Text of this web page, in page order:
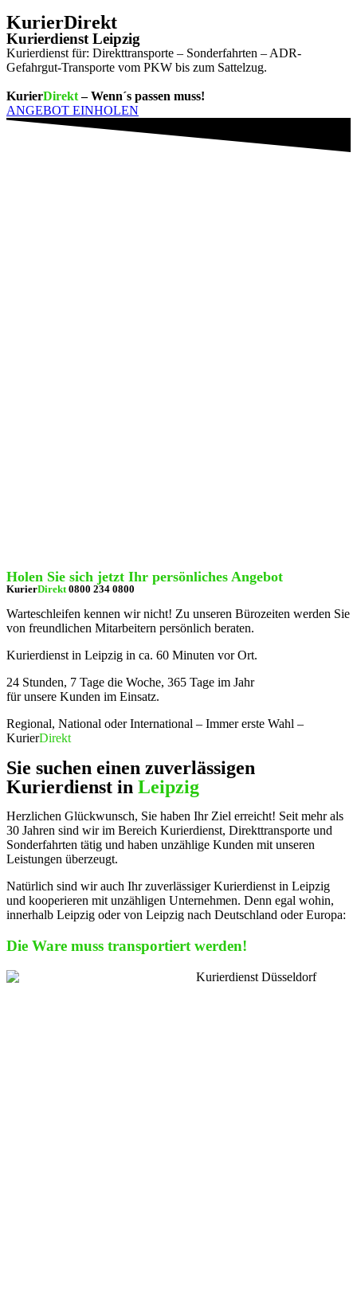
KurierDirekt
Kurierdienst Leipzig
Kurierdienst für: Direkttransporte – Sonderfahrten – ADR-
Gefahrgut-Transporte vom PKW bis zum Sattelzug.
KurierDirekt– Wenn´s passen muss!
ANGEBOT EINHOLEN
Holen Sie sich jetzt Ihr persönliches Angebot
KurierDirekt0800 234 0800
Warteschleifen kennen wir nicht! Zu unseren Bürozeiten werden Sie
von freundlichen Mitarbeitern persönlich beraten.
Kurierdienst in Leipzig in ca. 60 Minuten vor Ort.
24 Stunden, 7 Tage die Woche, 365 Tage im Jahr
für unsere Kunden im Einsatz.
Regional, National oder International – Immer erste Wahl –
KurierDirekt
Sie suchen einen zuverlässigen
Kurierdienst in Leipzig
Herzlichen Glückwunsch, Sie haben Ihr Ziel erreicht! Seit mehr als
30 Jahren sind wir im Bereich Kurierdienst, Direkttransporte und
Sonderfahrten tätig und haben unzählige Kunden mit unseren
Leistungen überzeugt.
Natürlich sind wir auch Ihr zuverlässiger Kurierdienst in Leipzig
und kooperieren mit unzähligen Unternehmen. Denn egal wohin,
innerhalb Leipzig oder von Leipzig nach Deutschland oder Europa:
Die Ware muss transportiert werden!